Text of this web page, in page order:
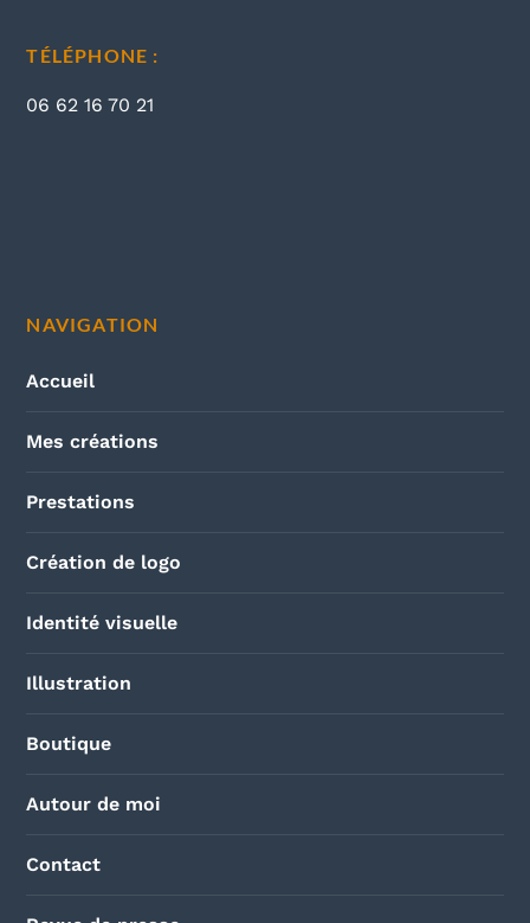
TÉLÉPHONE :
06 62 16 70 21
NAVIGATION
Accueil
Mes créations
Prestations
Création de logo
Identité visuelle
Illustration
Boutique
Autour de moi
Contact